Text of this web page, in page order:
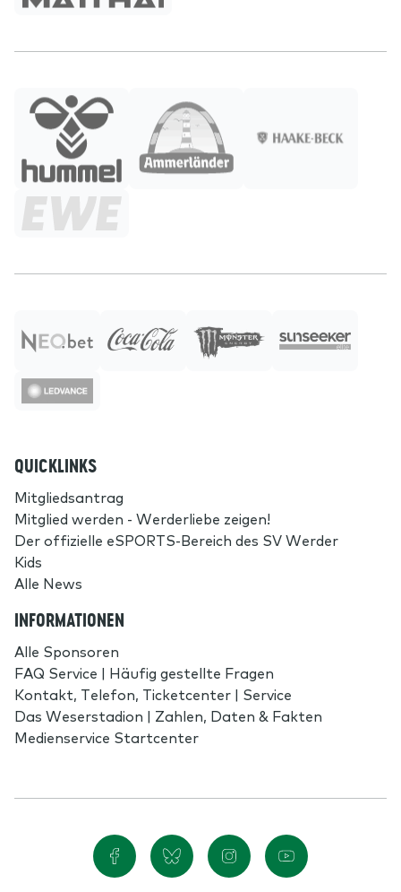
QUICKLINKS
Mitgliedsantrag
Mitglied werden - Werderliebe zeigen!
Der offizielle eSPORTS-Bereich des SV Werder
Kids
Alle News
INFORMATIONEN
Alle Sponsoren
FAQ Service | Häufig gestellte Fragen
Kontakt, Telefon, Ticketcenter | Service
Das Weserstadion | Zahlen, Daten & Fakten
Medienservice Startcenter